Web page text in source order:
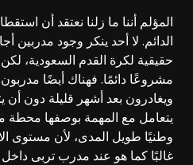
المؤلم أننا ما زلنا نعتقد أن
الدائم. لا أحد ينكر وجود مدربين
حقيقية لكرة القدم السعودية،
مشروعًا دائمًا. فهناك أيضًا
ويغادرون بعد أشهر قليلة دون أن
يتعامل مع المهمة بوصفها محطة
وطنيًا طويل المدى، لأن مستوى
غالبًا كما هو عند مدرب تربى